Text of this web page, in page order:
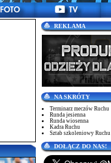
REKLAMA
NA SKRÓTY
Terminarz meczów Ruchu
Runda jesienna
Runda wiosenna
Kadra Ruchu
Sztab szkoleniowy Ruchu
DOŁĄCZ DO NAS!